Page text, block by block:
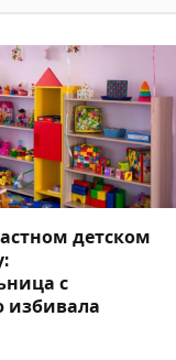
детском
с
избивала